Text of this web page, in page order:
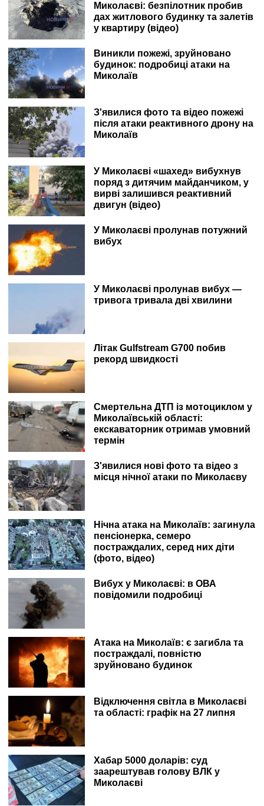
Миколаєві: безпілотник пробив
дах житлового будинку та залетів
у квартиру (відео)
Виникли пожежі, зруйновано
будинок: подробиці атаки на
Миколаїв
З'явилися фото та відео пожежі
після атаки реактивного дрону на
Миколаїв
У Миколаєві «шахед» вибухнув
поряд з дитячим майданчиком, у
вирві залишився реактивний
двигун (відео)
У Миколаєві пролунав потужний
вибух
У Миколаєві пролунав вибух —
тривога тривала дві хвилини
Літак Gulfstream G700 побив
рекорд швидкості
Смертельна ДТП із мотоциклом у
Миколаївській області:
екскаваторник отримав умовний
термін
З'явилися нові фото та відео з
місця нічної атаки по Миколаєву
Нічна атака на Миколаїв: загинула
пенсіонерка, семеро
постраждалих, серед них діти
(фото, відео)
Вибух у Миколаєві: в ОВА
повідомили подробиці
Атака на Миколаїв: є загибла та
постраждалі, повністю
зруйновано будинок
Відключення світла в Миколаєві
та області: графік на 27 липня
Хабар 5000 доларів: суд
заарештував голову ВЛК у
Миколаєві